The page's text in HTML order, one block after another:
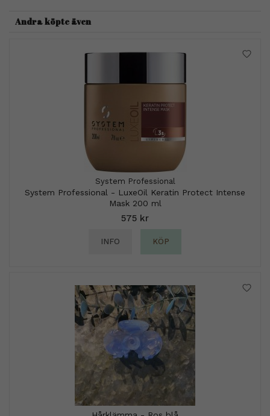
Andra köpte även
System Professional
System Professional - LuxeOil Keratin Protect Intense
Mask 200 ml
575 kr
INFO KÖP